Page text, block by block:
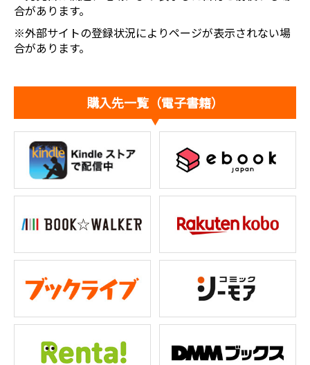
合があります。
※外部サイトの登録状況によりページが表示されない場
合があります。
購入先一覧（電子書籍）